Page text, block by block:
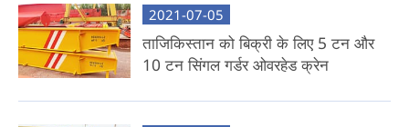
2021-07-05
ताजिकिस्तान को बिक्री के लिए 5 टन और
10 टन सिंगल गर्डर ओवरहेड क्रेन